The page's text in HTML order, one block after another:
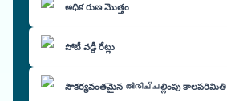
అధిక రుణ మొత్తం
పోటీ వడ్డీ రేట్లు
సౌకర్యవంతమైన തിരിച്ചల్లింపు కాలపరిమితి